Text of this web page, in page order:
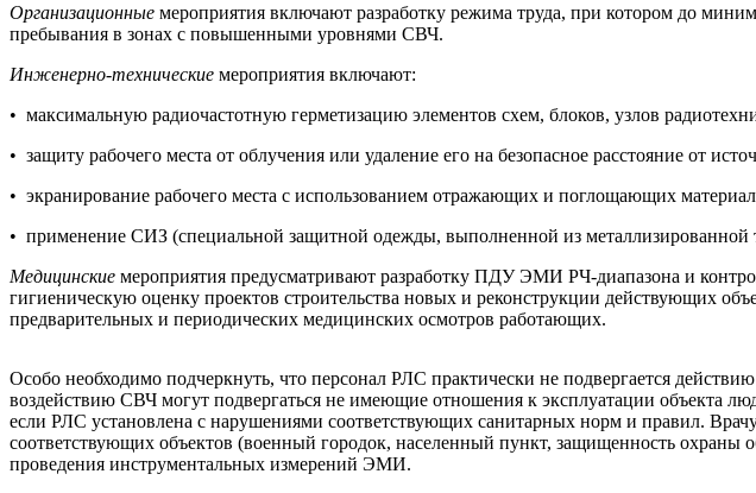
Организационные мероприятия включают разработку режима труда, при котором до
пребывания в зонах с повышенными уровнями СВЧ.
Инженерно-технические мероприятия включают:
• максимальную радиочастотную герметизацию элементов схем, блоков, узлов
• защиту рабочего места от облучения или удаление его на безопасное расстояние от
• экранирование рабочего места с использованием отражающих и поглощающих
• применение СИЗ (специальной защитной одежды, выполненной из металлизированной
Медицинские мероприятия предусматривают разработку ПДУ ЭМИ РЧ-диапазона и
гигиеническую оценку проектов строительства новых и реконструкции действующих
предварительных и периодических медицинских осмотров работающих.
Особо необходимо подчеркнуть, что персонал РЛС практически не подвергается
воздействию СВЧ могут подвергаться не имеющие отношения к эксплуатации объекта
если РЛС установлена с нарушениями соответствующих санитарных норм и правил.
соответствующих объектов (военный городок, населенный пункт, защищенность
проведения инструментальных измерений ЭМИ.